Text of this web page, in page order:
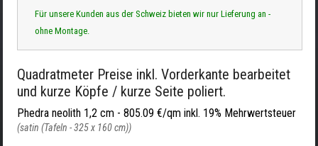
Für unsere Kunden aus der Schweiz bieten wir nur Lieferung an -
ohne Montage.
Quadratmeter Preise inkl. Vorderkante bearbeitet
und kurze Köpfe / kurze Seite poliert.
Phedra neolith 1,2 cm - 805.09 €/qm inkl. 19% Mehrwertsteuer
(satin (Tafeln - 325 x 160 cm))